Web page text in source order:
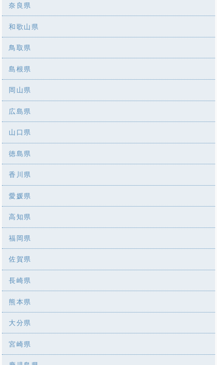
奈良県
和歌山県
鳥取県
島根県
岡山県
広島県
山口県
徳島県
香川県
愛媛県
高知県
福岡県
佐賀県
長崎県
熊本県
大分県
宮崎県